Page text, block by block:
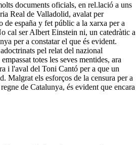
documents oficials, en rel.lació a uns
Real de Valladolid, avalat per
de españa y fet públic a la xarxa per a
cal ser Albert Einstein ni, un catedràtic a
per a constatar el que és evident.
pel relat del nazional
totes les seves mentides, ara
i l'aval del Toni Cantó per a que un
Malgrat els esforços de la censura per a
de Catalunya, és evident que encara